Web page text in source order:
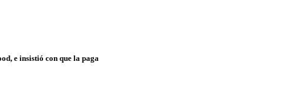
e insistió con que la paga